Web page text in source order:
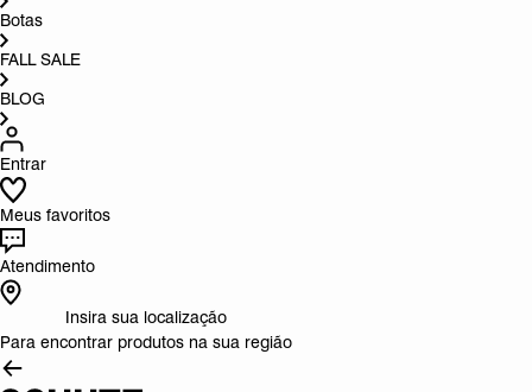
Botas
FALL SALE
BLOG
Entrar
Meus favoritos
Atendimento
Insira sua localização
Para encontrar produtos na sua região